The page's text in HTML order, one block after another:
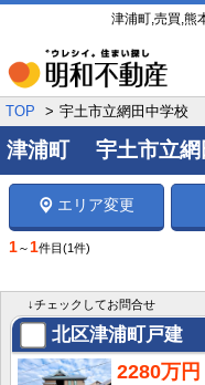
津浦町,売買,熊
TOP 宇土市立網田中学校
津浦町 宇土市立網
エリア変更
1～1件目 (1件)
↓チェックしてお問合せ
北区津浦町戸建
2280万円